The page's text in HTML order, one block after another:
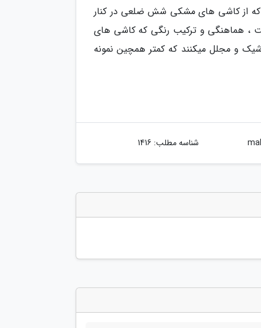
که از کاشی های مشکی شش ضلعی در کنار
، هماهنگی و ترکیب رنگی که کاشی های
و مجلل میکنند که کمتر همچین نمونه
شناسه مطلب: 1416